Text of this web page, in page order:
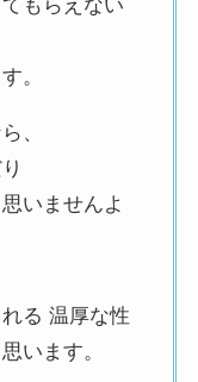
もらえない
。
、
いませんよ
る 温厚な性
います。